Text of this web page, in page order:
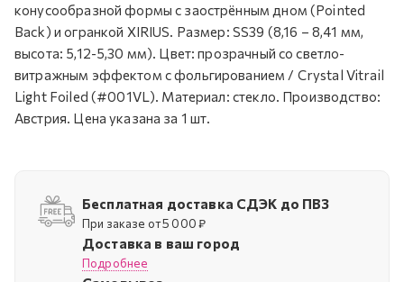
конусообразной формы с заострённым дном (Pointed
Back) и огранкой XIRIUS. Размер: SS39 (8,16 – 8,41 мм,
высота: 5,12-5,30 мм). Цвет: прозрачный со светло-
витражным эффектом с фольгированием / Crystal Vitrail
Light Foiled (#001VL). Материал: стекло. Производство:
Австрия. Цена указана за 1 шт.
Бесплатная доставка СДЭК до ПВЗ
При заказе от 5 000 ₽
Доставка в ваш город
Подробнее